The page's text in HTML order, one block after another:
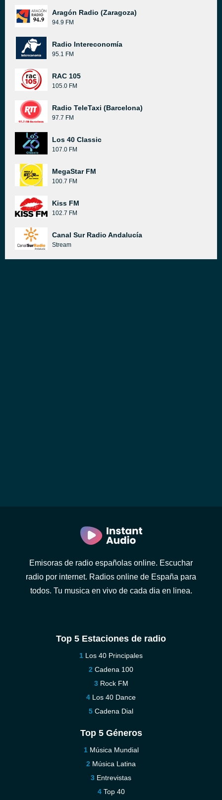
Aragón Radio (Zaragoza)
94.9 FM
Radio Intereconomía
95.1 FM
RAC 105
105.0 FM
Radio TeleTaxi (Barcelona)
97.7 FM
Los 40 Classic
107.0 FM
MegaStar FM
100.7 FM
Kiss FM
102.7 FM
Canal Sur Radio Andalucía
Stream
Emisoras de radio españolas online. Escuchar
radio por internet. Radios online de España para
todos. Tu musica en vivo de cada dia en linea.
Top 5 Estaciones de radio
Los 40 Principales
Cadena 100
Rock FM
Los 40 Dance
Cadena Dial
Top 5 Géneros
Música Mundial
Música Latina
Entrevistas
Top 40